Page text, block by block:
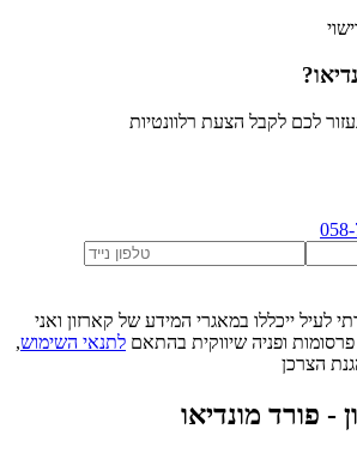
?
לכם לקבל הצעת רלוונטיות
לעיל ייכללו במאגרי המידע של קארזון ואני
ופניה שיווקית בהתאם לתנאי השימוש,
הצרכן
- פורד מונדיאו